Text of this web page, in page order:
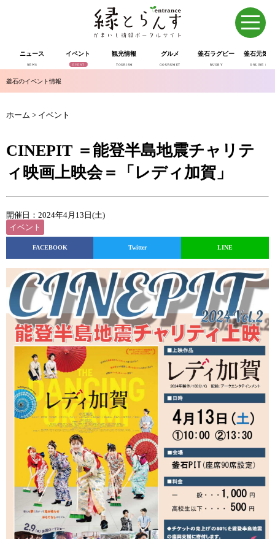
ニュース
NEWS
イベント
EVENT
観光情報
TOURISM
グルメ
GOURUMET
釜石ラグビー
RUGBY
釜石元気
ONLINE SHOP
釜石のイベント情報
ホーム > イベント
CINEPIT ＝能登半島地震チャリテ
ィ映画上映会＝「レディ加賀」
開催日：2024年4月13日(土)
イベント
FACEBOOK Twitter LINE